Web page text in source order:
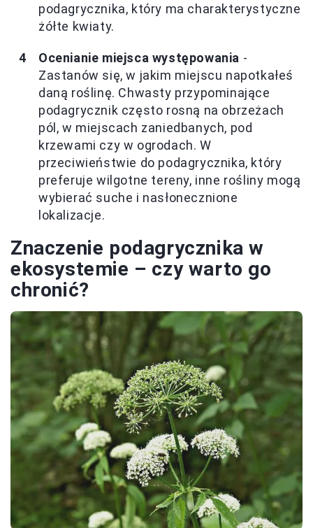
podagrycznika, który ma charakterystyczne
żółte kwiaty.
Ocenianie miejsca występowania -
Zastanów się, w jakim miejscu napotkałeś
daną roślinę. Chwasty przypominające
podagrycznik często rosną na obrzeżach
pól, w miejscach zaniedbanych, pod
krzewami czy w ogrodach. W
przeciwieństwie do podagrycznika, który
preferuje wilgotne tereny, inne rośliny mogą
wybierać suche i nasłonecznione
lokalizacje.
Znaczenie podagrycznika w
ekosystemie – czy warto go
chronić?